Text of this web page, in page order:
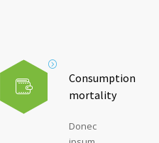
Consumption
mortality
Donec